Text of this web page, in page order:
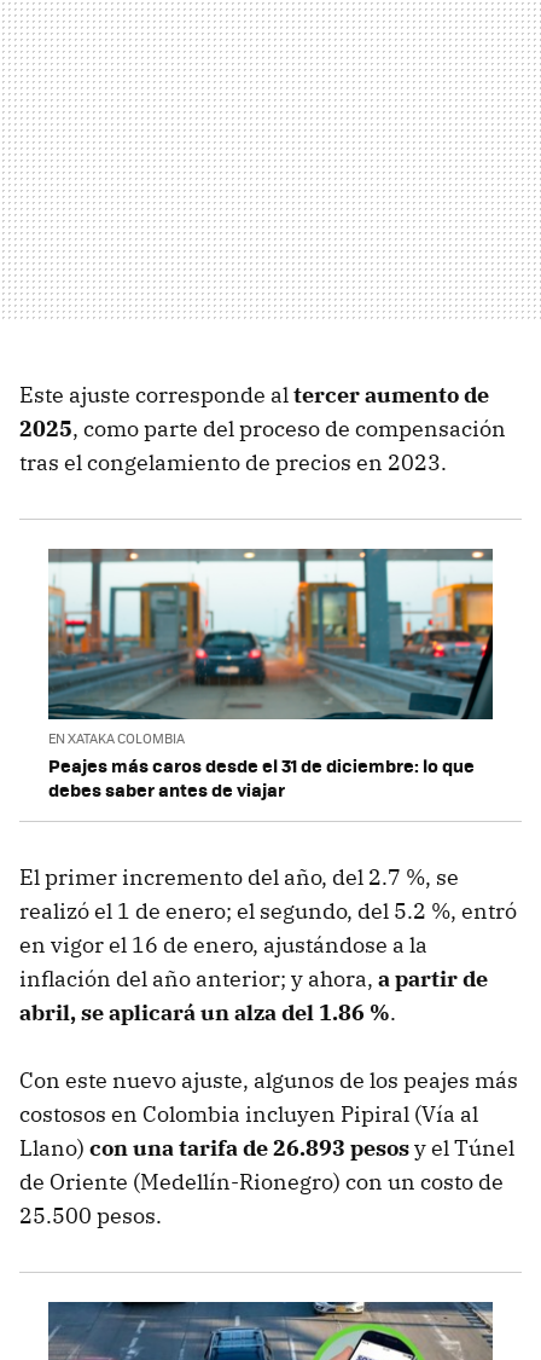
Este ajuste corresponde altercer aumento de
2025, como parte del proceso de compensación
tras el congelamiento de precios en 2023.
EN XATAKA COLOMBIA
Peajes más caros desde el 31 de diciembre: lo que
debes saber antes de viajar
El primer incremento del año, del 2.7 %, se
realizó el 1 de enero; el segundo, del 5.2 %, entró
en vigor el 16 de enero, ajustándose a la
inflación del año anterior; y ahora, a partir de
abril, se aplicará un alza del 1.86 %.
Con este nuevo ajuste, algunos de los peajes más
costosos en Colombia incluyen Pipiral (Vía al
Llano) con una tarifa de 26.893 pesosy el Túnel
de Oriente (Medellín-Rionegro) con un costo de
25.500 pesos.